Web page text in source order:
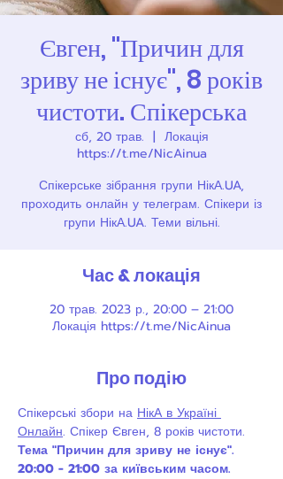
Євген, "Причин для
зриву не існує", 8 років
чистоти. Спікерська
сб, 20 трав.
  |
Локація
https://t.me/NicAinua
Спікерське зібрання групи НікА.UA,
проходить онлайн у телеграм. Спікери із
групи НікА.UA. Теми вільні.
Час & локація
20 трав. 2023 р., 20:00 – 21:00
Локація https://t.me/NicAinua
Про подію
Спікерські збори на НікА в Україні
Онлайн. Спікер Євген, 8 років чистоти.
Тема "Причин для зриву не існує".
20:00 - 21:00 за київським часом.